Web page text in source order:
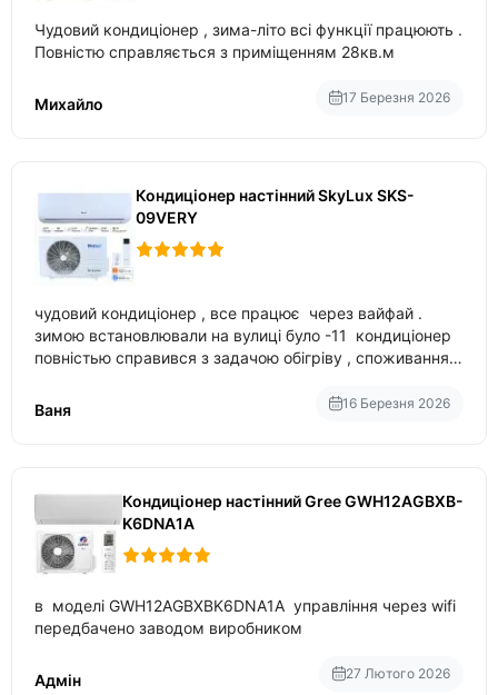
Чудовий кондиціонер , зима-літо всі функції працюють .
Повністю справляється з приміщенням 28кв.м
Михайло 17 Березня 2026
Кондиціонер настінний SkyLux SKS-
09VERY
чудовий кондиціонер , все працює через вайфай .
зимою встановлювали на вулиці було -11 кондиціонер
повністью справився з задачою обігріву , споживання
температури
Ваня 16 Березня 2026
Кондиціонер настінний Gree GWH12AGBXB-
K6DNA1A
в моделі GWH12AGBXBK6DNA1A управління через wifi
передбачено заводом виробником
Адмін 27 Лютого 2026